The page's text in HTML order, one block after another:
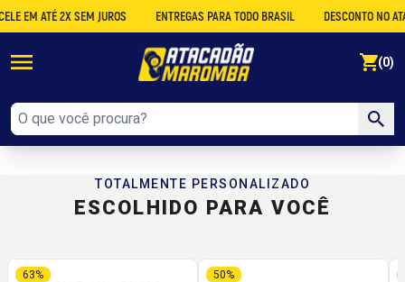
EM ATÉ 2X SEM JUROS ENTREGAS PARA TODO BRASIL DESCONTO NO
(0)
TOTALMENTE PERSONALIZADO
ESCOLHIDO PARA VOCÊ
63% 50%